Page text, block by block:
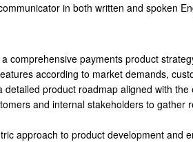
in both written and spoken
comprehensive payments product
according to market demands,
detailed product roadmap aligned with
and internal stakeholders to
approach to product development and